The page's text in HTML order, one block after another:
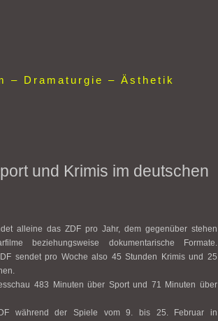
– Dramaturgie – Ästhetik
und Krimis im deutschen
alleine das ZDF pro Jahr, dem gegenüber stehen
beziehungsweise dokumentarische Formate.
sendet pro Woche also 45 Stunden Krimis und 25
483 Minuten über Sport und 71 Minuten über
während der Spiele vom 9. bis 25. Februar in